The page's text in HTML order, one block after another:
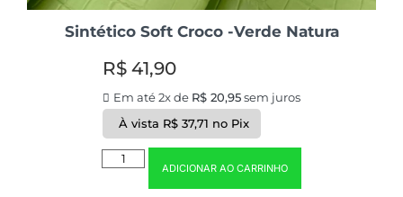
Sintético Soft Croco -Verde Natura
R$ 41,90
Em até 2x de R$ 20,95 sem juros
À vista R$37,71 no Pix
ADICIONAR AO CARRINHO